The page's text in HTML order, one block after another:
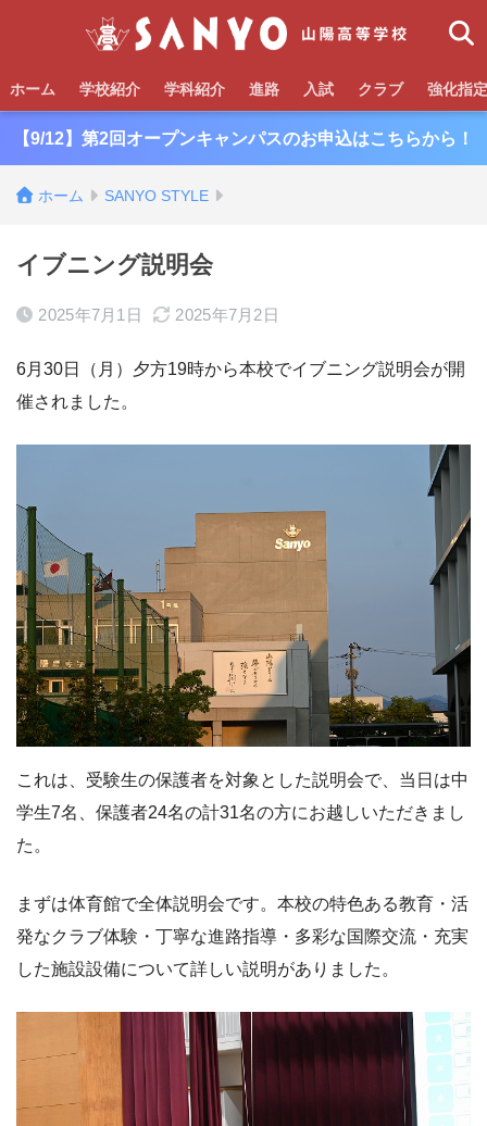
ホーム 学校紹介 学科紹介 進路 入試 クラブ 強化指
【9/12】第2回オープンキャンパスのお申込はこちらから！
ホーム SANYO STYLE
イブニング説明会
2025年7月1日 2025年7月2日
6月30日（月）夕方19時から本校でイブニング説明会が開
催されました。
これは、受験生の保護者を対象とした説明会で、当日は中
学生7名、保護者24名の計31名の方にお越しいただきまし
た。
まずは体育館で全体説明会です。本校の特色ある教育・活
発なクラブ体験・丁寧な進路指導・多彩な国際交流・充実
した施設設備について詳しい説明がありました。